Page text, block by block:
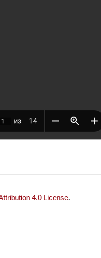
4.0 License.